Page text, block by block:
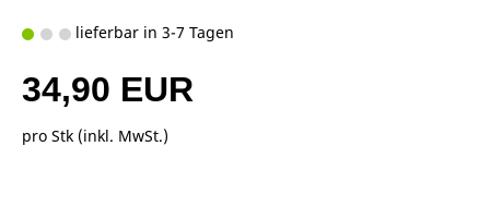
lieferbar in 3-7 Tagen
34,90 EUR
pro Stk (inkl. MwSt.)